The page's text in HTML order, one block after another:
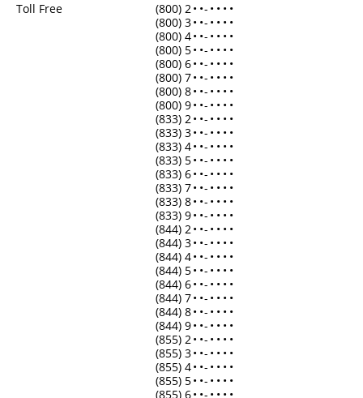
Toll Free
(800) 2• •- • • • •
(800) 3• •- • • • •
(800) 4• •- • • • •
(800) 5• •- • • • •
(800) 6• •- • • • •
(800) 7• •- • • • •
(800) 8• •- • • • •
(800) 9• •- • • • •
(833) 2• •- • • • •
(833) 3• •- • • • •
(833) 4• •- • • • •
(833) 5• •- • • • •
(833) 6• •- • • • •
(833) 7• •- • • • •
(833) 8• •- • • • •
(833) 9• •- • • • •
(844) 2• •- • • • •
(844) 3• •- • • • •
(844) 4• •- • • • •
(844) 5• •- • • • •
(844) 6• •- • • • •
(844) 7• •- • • • •
(844) 8• •- • • • •
(844) 9• •- • • • •
(855) 2• •- • • • •
(855) 3• •- • • • •
(855) 4• •- • • • •
(855) 5• •- • • • •
(855) 6• •- • • • •